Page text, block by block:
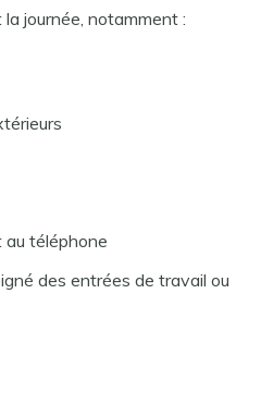
journée, notamment :
au téléphone
des entrées de travail ou